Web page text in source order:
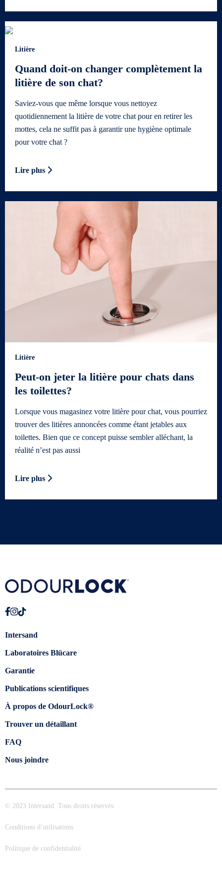
Litière
Quand doit-on changer complètement la
litière de son chat?
Saviez-vous que même lorsque vous nettoyez
quotidiennement la litière de votre chat pour en retirer les
mottes, cela ne suffit pas à garantir une hygiène optimale
pour votre chat ?
Lire plus
Litière
Peut-on jeter la litière pour chats dans
les toilettes?
Lorsque vous magasinez votre litière pour chat, vous pourriez
trouver des litières annoncées comme étant jetables aux
toilettes. Bien que ce concept puisse sembler alléchant, la
réalité n’est pas aussi
Lire plus
Intersand
Laboratoires Blücare
Garantie
Publications scientifiques
À propos de OdourLock®
Trouver un détaillant
FAQ
Nous joindre
© 2023 Intersand. Tous droits réservés.
Conditions d’utilisations
Politique de confidentialité